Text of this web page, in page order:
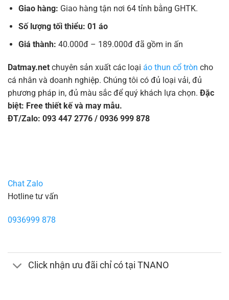
Giao hàng: Giao hàng tận nơi 64 tỉnh bằng GHTK.
Số lượng tối thiểu: 01 áo
Giá thành: 40.000đ – 189.000đ đã gồm in ấn
Datmay.net chuyên sản xuất các loại áo thun cổ tròn cho
cá nhân và doanh nghiệp. Chúng tôi có đủ loại vải, đủ
phương pháp in, đủ màu sắc để quý khách lựa chọn. Đặc
biệt: Free thiết kế và may mẫu.
ĐT/Zalo: 093 447 2776 / 0936 999 878
Chat Zalo
Hotline tư vấn
0936999 878
Click nhận ưu đãi chỉ có tại TNANO